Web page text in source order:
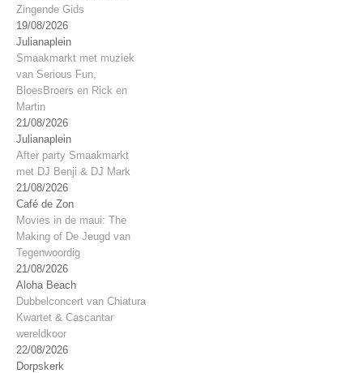
Zingende Gids
19/08/2026
Julianaplein
Smaakmarkt met muziek
van Serious Fun,
BloesBroers en Rick en
Martin
21/08/2026
Julianaplein
After party Smaakmarkt
met DJ Benji & DJ Mark
21/08/2026
Café de Zon
Movies in de maui: The
Making of De Jeugd van
Tegenwoordig
21/08/2026
Aloha Beach
Dubbelconcert van Chiatura
Kwartet & Cascantar
wereldkoor
22/08/2026
Dorpskerk